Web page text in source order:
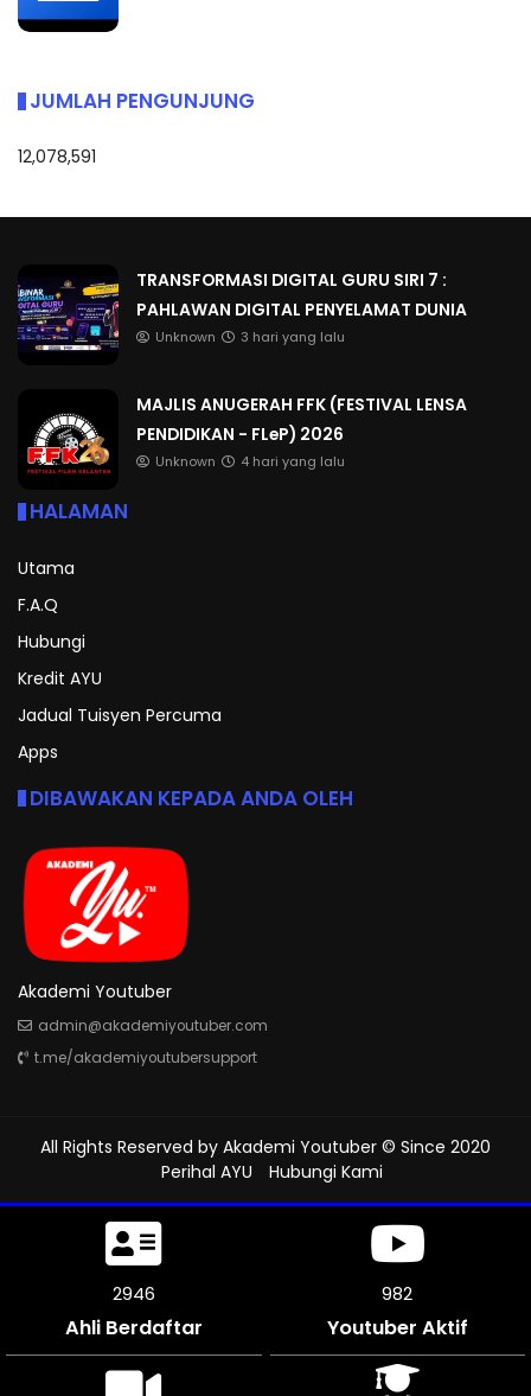
JUMLAH PENGUNJUNG
12,078,591
TRANSFORMASI DIGITAL GURU SIRI 7 :
PAHLAWAN DIGITAL PENYELAMAT DUNIA
Unknown 3 hari yang lalu
MAJLIS ANUGERAH FFK (FESTIVAL LENSA
PENDIDIKAN - FLeP) 2026
Unknown 4 hari yang lalu
HALAMAN
Utama
F.A.Q
Hubungi
Kredit AYU
Jadual Tuisyen Percuma
Apps
DIBAWAKAN KEPADA ANDA OLEH
Akademi Youtuber
admin@akademiyoutuber.com
t.me/akademiyoutubersupport
All Rights Reserved by Akademi Youtuber © Since 2020
Perihal AYU
Hubungi Kami
3315
Ahli Berdaftar
1104
Youtuber Aktif